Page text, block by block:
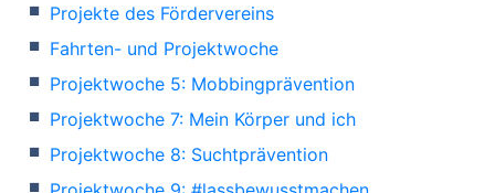
Projekte des Fördervereins
Fahrten- und Projektwoche
Projektwoche 5: Mobbingprävention
Projektwoche 7: Mein Körper und ich
Projektwoche 8: Suchtprävention